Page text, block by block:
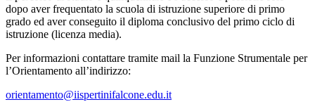
dopo aver frequentato la scuola di istruzione superiore di primo
grado ed aver conseguito il diploma conclusivo del primo ciclo di
istruzione (licenza media).
Per informazioni contattare tramite mail la Funzione Strumentale per
l’Orientamento all’indirizzo:
orientamento@iispertinifalcone.edu.it